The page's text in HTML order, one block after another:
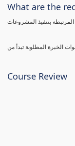
What are the
الخبرة المطلوبة تبدأ من
Course Review